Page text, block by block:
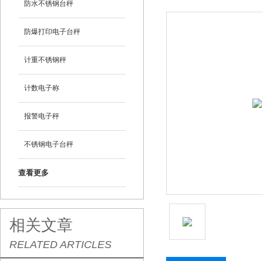
防水不锈钢台秤
防爆打印电子台秤
计重不锈钢秤
计数电子称
报警电子秤
不锈钢电子台秤
查看更多
相关文章
RELATED ARTICLES